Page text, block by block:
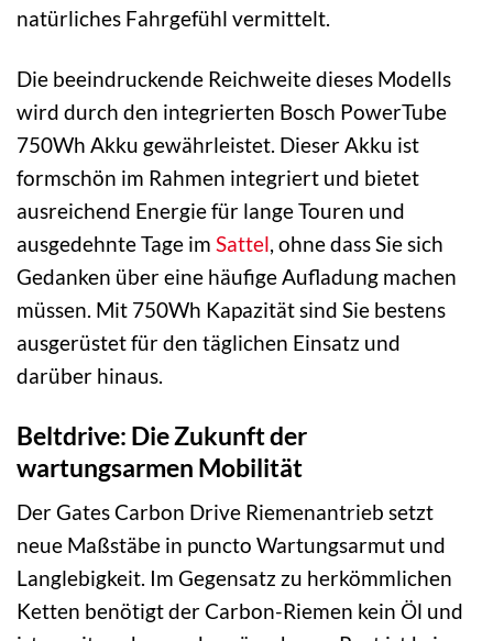
natürliches Fahrgefühl vermittelt.
Die beeindruckende Reichweite dieses Modells
wird durch den integrierten Bosch PowerTube
750Wh Akku gewährleistet. Dieser Akku ist
formschön im Rahmen integriert und bietet
ausreichend Energie für lange Touren und
ausgedehnte Tage im Sattel, ohne dass Sie sich
Gedanken über eine häufige Aufladung machen
müssen. Mit 750Wh Kapazität sind Sie bestens
ausgerüstet für den täglichen Einsatz und
darüber hinaus.
Beltdrive: Die Zukunft der
wartungsarmen Mobilität
Der Gates Carbon Drive Riemenantrieb setzt
neue Maßstäbe in puncto Wartungsarmut und
Langlebigkeit. Im Gegensatz zu herkömmlichen
Ketten benötigt der Carbon-Riemen kein Öl und